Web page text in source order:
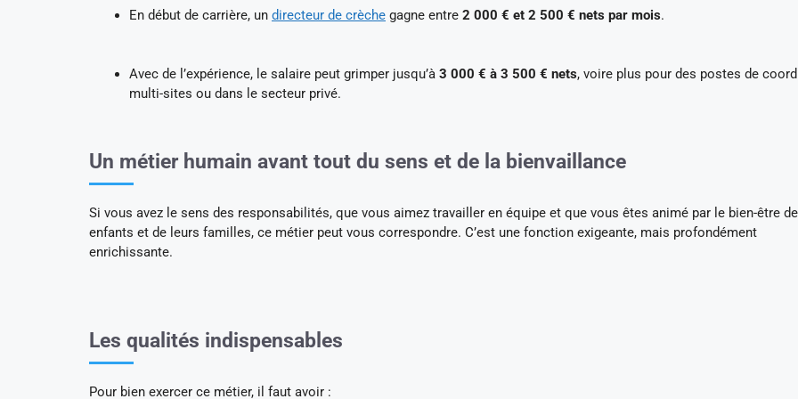
En début de carrière, un directeur de crèche gagne entre 2 000 € et 2 500 € nets par mois.
Avec de l’expérience, le salaire peut grimper jusqu’à 3 000 € à 3 500 € nets, voire plus pour des postes de
multi-sites ou dans le secteur privé.
Un métier humain avant tout du sens et de la bienvaillance
Si vous avez le sens des responsabilités, que vous aimez travailler en équipe et que vous êtes animé par le bien-être
enfants et de leurs familles, ce métier peut vous correspondre. C’est une fonction exigeante, mais profondément
enrichissante.
Les qualités indispensables
Pour bien exercer ce métier, il faut avoir :